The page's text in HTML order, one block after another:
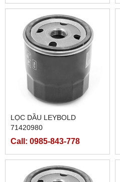
LỌC DẦU LEYBOLD
71420980
Call: 0985-843-778